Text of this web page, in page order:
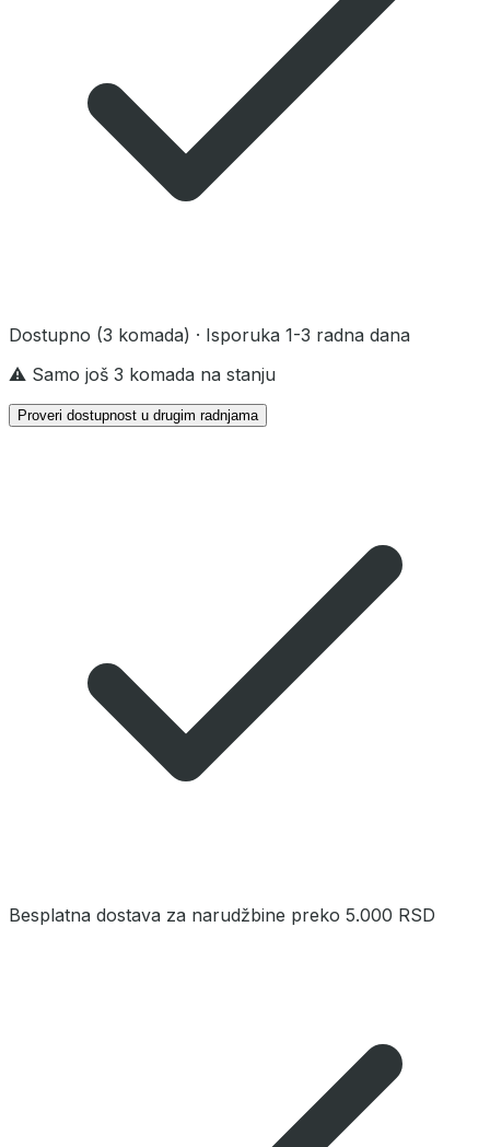
Dostupno (3 komada) · Isporuka 1-3 radna dana
⚠️ Samo još 3 komada na stanju
Proveri dostupnost u drugim radnjama
Besplatna dostava za narudžbine preko 5.000 RSD